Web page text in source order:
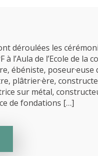
déroulées les
à l’Aula de l’Ecole de la
ébéniste,
plâtrier·ère,
sur métal,
de fondations […]